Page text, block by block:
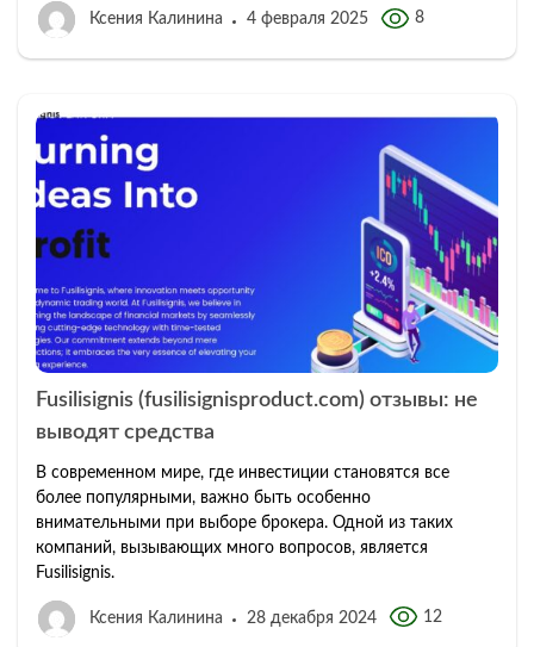
Ксения Калинина 4 февраля 2025 8
Fusilisignis (fusilisignisproduct.com) отзывы: не
выводят средства
В современном мире, где инвестиции становятся все
более популярными, важно быть особенно
внимательными при выборе брокера. Одной из таких
компаний, вызывающих много вопросов, является
Fusilisignis.
Ксения Калинина 28 декабря 2024 12